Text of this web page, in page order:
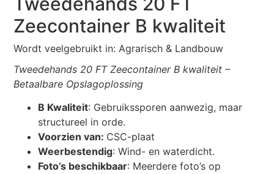
Zeecontainer B kwaliteit
Wordt veelgebruikt in: Agrarisch & Landbouw
Tweedehands 20 FT Zeecontainer B kwaliteit –
Betaalbare Opslagoplossing
B Kwaliteit: Gebruikssporen aanwezig, maar
structureel in orde.
Voorzien van: CSC-plaat
Weerbestendig: Wind- en waterdicht.
Foto’s beschikbaar: Meerdere foto’s op